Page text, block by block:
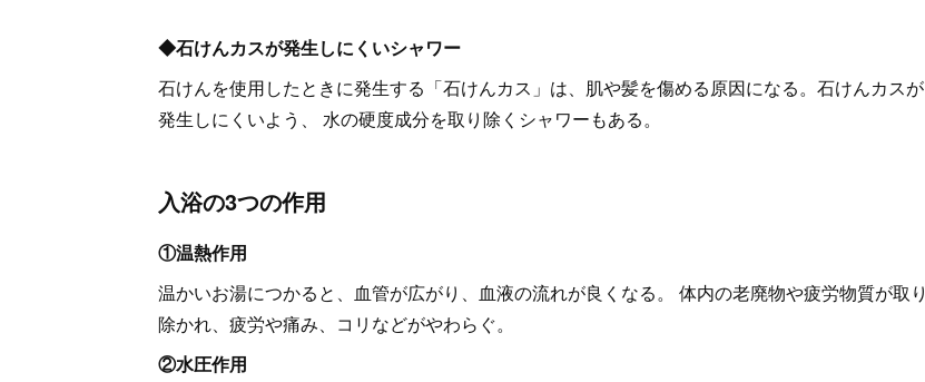
◆石けんカスが発生しにくいシャワー
石けんを使用したときに発生する「石けんカス」は、肌や髪を傷める原因になる。石けんカスが
発生しにくいよう、 水の硬度成分を取り除くシャワーもある。
入浴の3つの作用
①温熱作用
温かいお湯につかると、血管が広がり、血液の流れが良くなる。 体内の老廃物や疲労物質が取り
除かれ、疲労や痛み、コリなどがやわらぐ。
②水圧作用